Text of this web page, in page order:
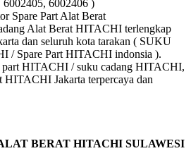
6002406 )
Spare Part Alat Berat
Alat Berat HITACHI terlengkap
dan seluruh kota tarakan ( SUKU
/ Spare Part HITACHI indonsia ).
part HITACHI / suku cadang HITACHI,
HITACHI Jakarta terpercaya dan
BERAT HITACHI SULAWESI